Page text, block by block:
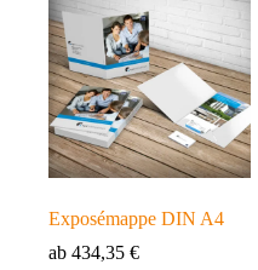
Exposémappe DIN A4
ab 434,35 €